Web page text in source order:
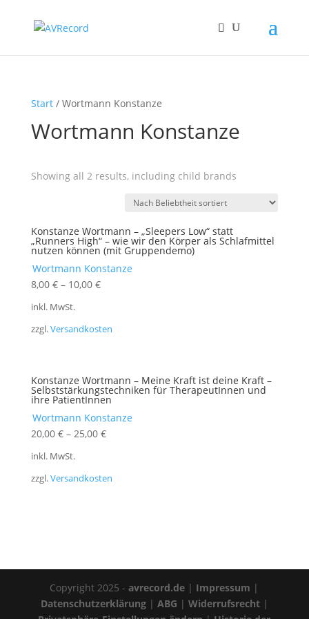
Start/ Wortmann Konstanze
Wortmann Konstanze
Showing all 2 results, including child brands
Konstanze Wortmann – „Sleepers Low“ statt
„Runners High“ – wie wir den Körper als Schlafmittel
nutzen können (mit Gruppendemo)
Wortmann Konstanze
8,00 €– 10,00 €
inkl. MwSt.
zzgl.Versandkosten
Konstanze Wortmann – Meine Kraft ist deine Kraft –
Selbststärkungstechniken für TherapeutInnen und
ihre PatientInnen
Wortmann Konstanze
20,00 €– 25,00 €
inkl. MwSt.
zzgl.Versandkosten
Copyright 2025 -avrecord.de | Impressum |
Datenschutzerklärung| ABG | Widerrufsrecht|